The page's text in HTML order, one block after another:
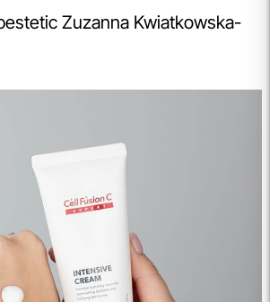
Zuzanna Kwiatkowska-